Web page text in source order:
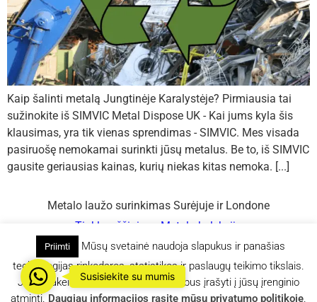
Kaip šalinti metalą Jungtinėje Karalystėje? Pirmiausia tai
sužinokite iš SIMVIC Metal Dispose UK - Kai jums kyla šis
klausimas, yra tik vienas sprendimas - SIMVIC. Mes visada
pasiruošę nemokamai surinkti jūsų metalus. Be to, iš SIMVIC
gausite geriausias kainas, kurių niekas kitas nemoka. [...]
Metalo laužo surinkimas Surėjuje ir Londone
Tinklaraščiai
Metalo kolekcija
Automobilių laužas Londone
Parduoti metalo laužą
Privatumo politika
Visos teisės saugomos
Priimti
Mūsų svetainė naudoja slapukus ir panašias
technologijas rinkodaros, statistikos ir paslaugų teikimo tikslais.
Jei nepakeisite nustatymų, slapukai bus įrašyti į jūsų įrenginio
atmintį. Daugiau informacijos rasite mūsų privatumo politikoje.
Pokalbis su mumis
Susisiekite su mumis